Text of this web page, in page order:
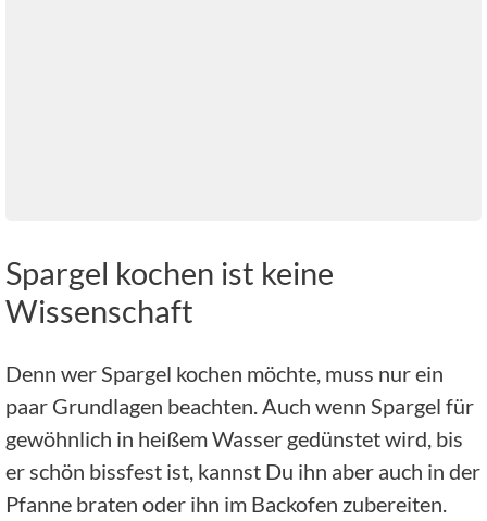
Spargel kochen ist keine
Wissenschaft
Denn wer Spargel kochen möchte, muss nur ein
paar Grundlagen beachten. Auch wenn Spargel für
gewöhnlich in heißem Wasser gedünstet wird, bis
er schön bissfest ist, kannst Du ihn aber auch in der
Pfanne braten oder ihn im Backofen zubereiten.